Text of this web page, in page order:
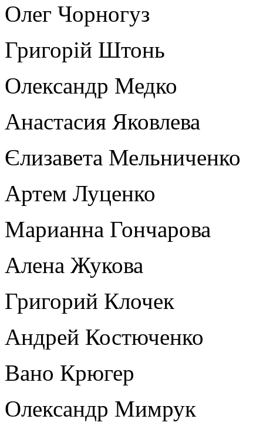
Олег Чорногуз
Григорій Штонь
Олександр Медко
Анастасия Яковлева
Єлизавета Мельниченко
Артем Луценко
Марианна Гончарова
Алена Жукова
Григорий Клочек
Андрей Костюченко
Вано Крюгер
Олександр Мимрук